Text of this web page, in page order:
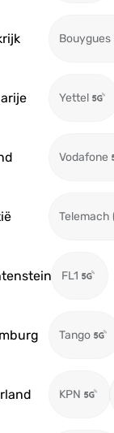
Bouygues
Yettel
Vodafone
Telemach
FL1
Tango
KPN